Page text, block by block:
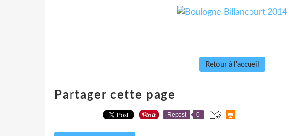
Retour à l'accueil
Partager cette page
Repost 0